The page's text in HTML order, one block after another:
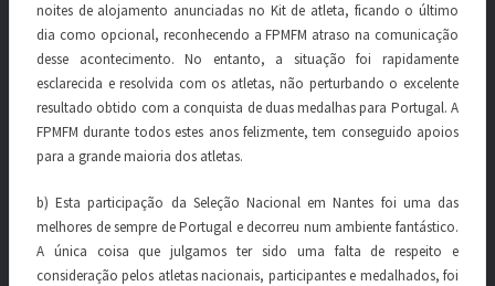
noites de alojamento anunciadas no Kit de atleta, ficando o último
dia como opcional, reconhecendo a FPMFM atraso na comunicação
desse acontecimento. No entanto, a situação foi rapidamente
esclarecida e resolvida com os atletas, não perturbando o excelente
resultado obtido com a conquista de duas medalhas para Portugal. A
FPMFM durante todos estes anos felizmente, tem conseguido apoios
para a grande maioria dos atletas.
b) Esta participação da Seleção Nacional em Nantes foi uma das
melhores de sempre de Portugal e decorreu num ambiente fantástico.
A única coisa que julgamos ter sido uma falta de respeito e
consideração pelos atletas nacionais, participantes e medalhados, foi